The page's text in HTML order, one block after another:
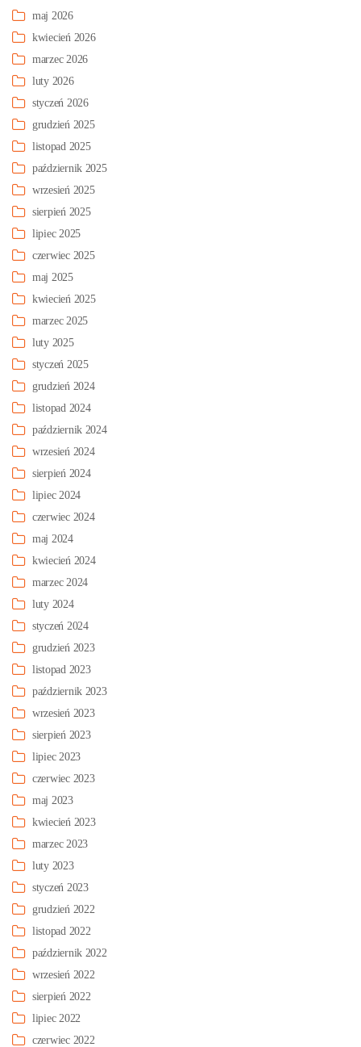
maj 2026
kwiecień 2026
marzec 2026
luty 2026
styczeń 2026
grudzień 2025
listopad 2025
październik 2025
wrzesień 2025
sierpień 2025
lipiec 2025
czerwiec 2025
maj 2025
kwiecień 2025
marzec 2025
luty 2025
styczeń 2025
grudzień 2024
listopad 2024
październik 2024
wrzesień 2024
sierpień 2024
lipiec 2024
czerwiec 2024
maj 2024
kwiecień 2024
marzec 2024
luty 2024
styczeń 2024
grudzień 2023
listopad 2023
październik 2023
wrzesień 2023
sierpień 2023
lipiec 2023
czerwiec 2023
maj 2023
kwiecień 2023
marzec 2023
luty 2023
styczeń 2023
grudzień 2022
listopad 2022
październik 2022
wrzesień 2022
sierpień 2022
lipiec 2022
czerwiec 2022